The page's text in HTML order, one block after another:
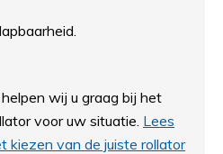
wij u graag bij het
voor uw situatie. Lees
kiezen van de juiste rollator